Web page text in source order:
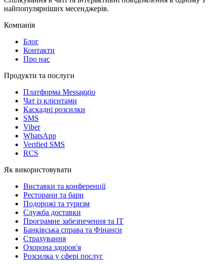
найпопулярніших месенджерів.
Компанія
Блог
Контакти
Про нас
Продукти та послуги
Платформа Messaggio
Чат із клієнтами
Каскадні розсилки
SMS
Viber
WhatsApp
Verified SMS
RCS
Як використовувати
Виставки та конференції
Ресторани та бари
Подорожі та туризм
Служба доставки
Програмне забезпечення та IT
Банківська справа та Фінанси
Страхування
Охорона здоров'я
Розсилка у сфері послуг